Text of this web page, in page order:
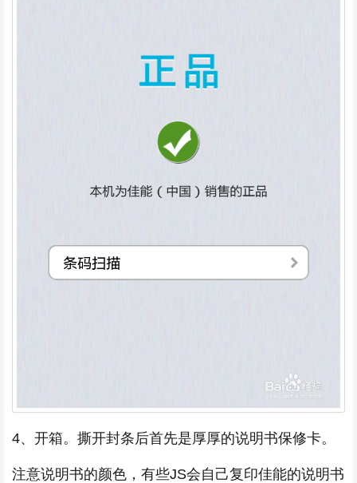
4、开箱。撕开封条后首先是厚厚的说明书保修卡。
注意说明书的颜色，有些JS会自己复印佳能的说明书